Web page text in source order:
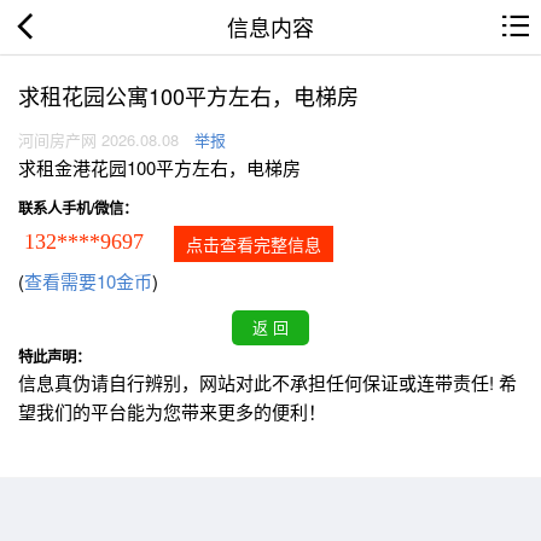
信息内容
求租花园公寓100平方左右，电梯房
河间房产网 2026.08.08 举报
求租金港花园100平方左右，电梯房
联系人手机/微信：
132****9697 点击查看完整信息
(查看需要10金币)
特此声明：
信息真伪请自行辨别，网站对此不承担任何保证或连带责任! 希
望我们的平台能为您带来更多的便利！